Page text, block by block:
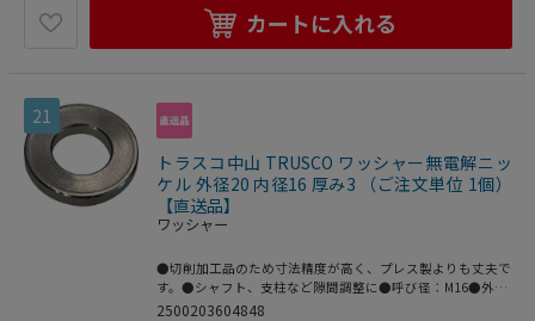
カートに入れる
21
トラスコ中山 TRUSCO ワッシャー無電解ニッ
ケル 外径20 内径16 厚み3 （ご注文単位 1個）
【直送品】
ワッシャー
●切削加工品のため寸法精度が高く、プレス製よりも丈夫で
す。●シャフト、支柱など隙間調整に●呼び径：M16●外径
(mm)：20●内径(mm)：16●厚さ(mm)：3●鉄(無電解ニッ
2500203604848